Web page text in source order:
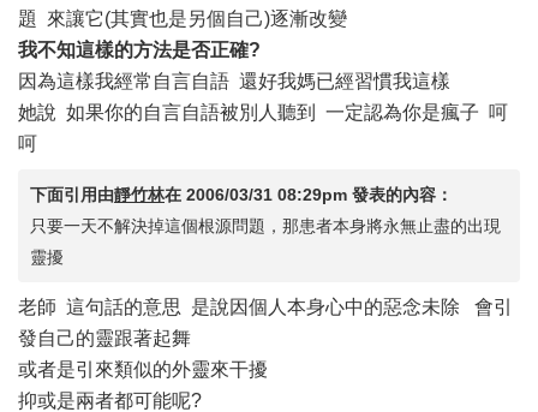
題 來讓它(其實也是另個自己)逐漸改變
我不知這樣的方法是否正確?
因為這樣我經常自言自語 還好我媽已經習慣我這樣
她說 如果你的自言自語被別人聽到 一定認為你是瘋子 呵
呵
下面引用由靜竹林在 2006/03/31 08:29pm 發表的內容：
只要一天不解決掉這個根源問題，那患者本身將永無止盡的出現
靈擾
老師 這句話的意思 是說因個人本身心中的惡念未除 會引
發自己的靈跟著起舞
或者是引來類似的外靈來干擾
抑或是兩者都可能呢?